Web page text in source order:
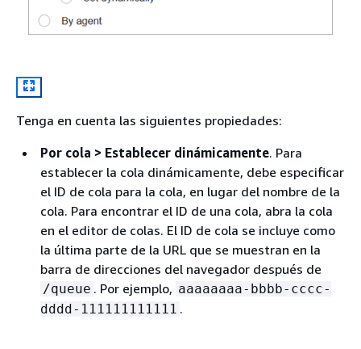
Tenga en cuenta las siguientes propiedades:
Por cola > Establecer dinámicamente. Para
establecer la cola dinámicamente, debe especificar
el ID de cola para la cola, en lugar del nombre de la
cola. Para encontrar el ID de una cola, abra la cola
en el editor de colas. El ID de cola se incluye como
la última parte de la URL que se muestran en la
barra de direcciones del navegador después de
/queue . Por ejemplo, aaaaaaaa-bbbb-cccc-
dddd-111111111111 .